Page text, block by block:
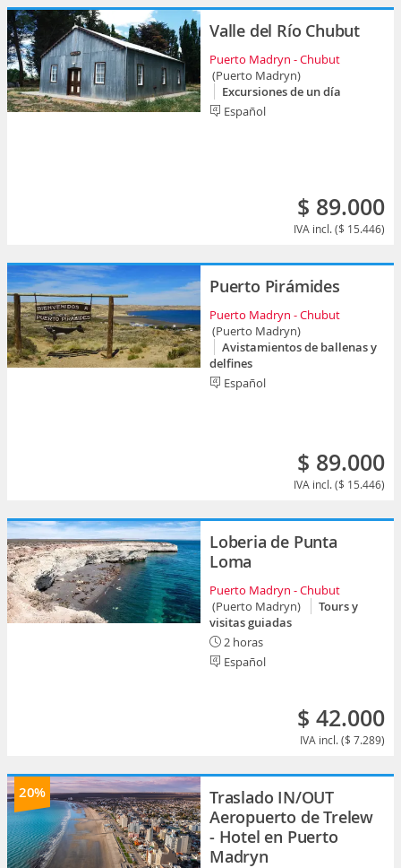
Valle del Río Chubut
Puerto Madryn - Chubut
(Puerto Madryn)
Excursiones de un día
Español
$ 89.000
IVA incl. ($ 15.446)
Puerto Pirámides
Puerto Madryn - Chubut
(Puerto Madryn)
Avistamientos de ballenas y
delfines
Español
$ 89.000
IVA incl. ($ 15.446)
Loberia de Punta
Loma
Puerto Madryn - Chubut
(Puerto Madryn)
Tours y
visitas guiadas
2 horas
Español
$ 42.000
IVA incl. ($ 7.289)
20%
Traslado IN/OUT
Aeropuerto de Trelew
- Hotel en Puerto
Madryn